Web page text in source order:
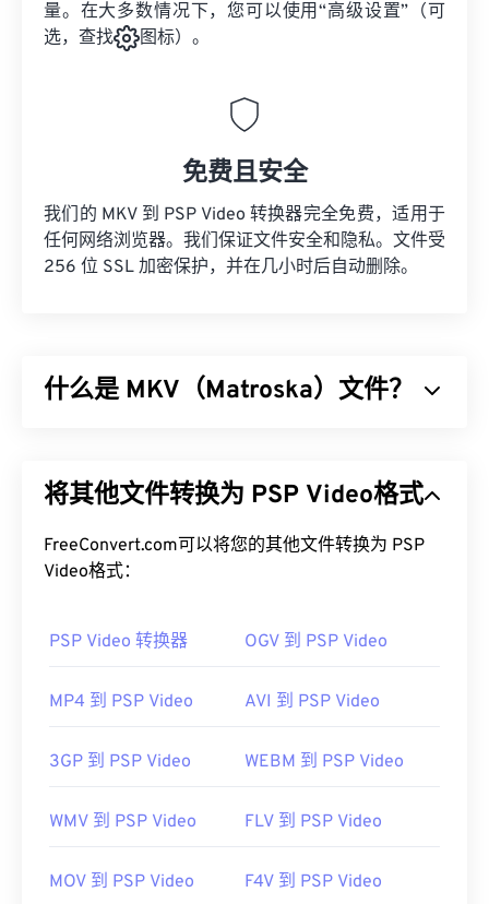
量。在大多数情况下，您可以使用“高级设置”（可
选，查找
图标）。
免费且安全
我们的 MKV 到 PSP Video 转换器完全免费，适用于
任何网络浏览器。我们保证文件安全和隐私。文件受
256 位 SSL 加密保护，并在几小时后自动删除。
什么是 MKV（Matroska）文件？
件。由于它是开源的，用户可以使用开源软件对其进
是一种著名的俄罗斯手工艺品，由一组尺寸逐渐减小
的木制娃娃相互嵌套而成。
如何打开 MKV 文件？
该播放器兼容所有操作系统和平台。这一点很重要，
可能不支持它。
味着文件可能非常大。因此，打开 MKV 文件的另一
合社区编解码器包 (CCCP)
。
将其他文件转换为 PSP Video格式
FreeConvert.com可以将您的其他文件转换为 PSP
Video格式：
PSP Video 转换器 OGV 到 PSP Video
MP4 到 PSP Video AVI 到 PSP Video
3GP 到 PSP Video WEBM 到 PSP Video
WMV 到 PSP Video FLV 到 PSP Video
MOV 到 PSP Video F4V 到 PSP Video